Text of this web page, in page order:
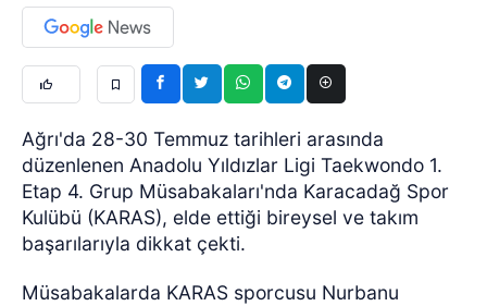
Ağrı'da 28-30 Temmuz tarihleri arasında
düzenlenen Anadolu Yıldızlar Ligi Taekwondo 1.
Etap 4. Grup Müsabakaları'nda Karacadağ Spor
Kulübü (KARAS), elde ettiği bireysel ve takım
başarılarıyla dikkat çekti.
Müsabakalarda KARAS sporcusu Nurbanu